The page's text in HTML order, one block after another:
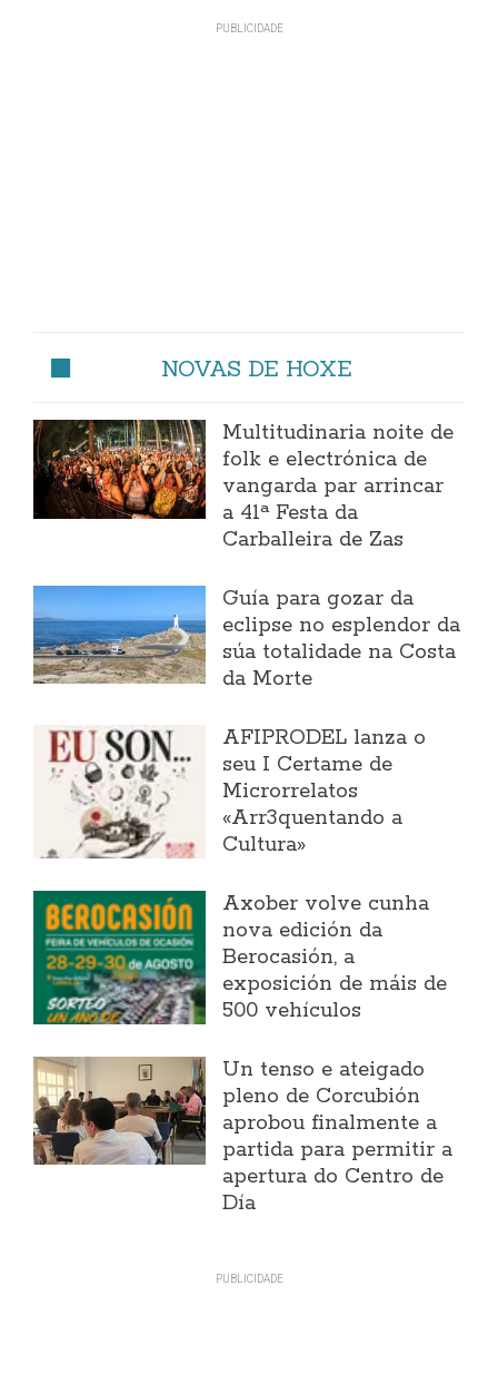
NOVAS DE HOXE
Multitudinaria noite de
folk e electrónica de
vangarda par arrincar
a 41ª Festa da
Carballeira de Zas
Guía para gozar da
eclipse no esplendor da
súa totalidade na Costa
da Morte
AFIPRODEL lanza o
seu I Certame de
Microrrelatos
«Arr3quentando a
Cultura»
Axober volve cunha
nova edición da
Berocasión, a
exposición de máis de
500 vehículos
Un tenso e ateigado
pleno de Corcubión
aprobou finalmente a
partida para permitir a
apertura do Centro de
Día